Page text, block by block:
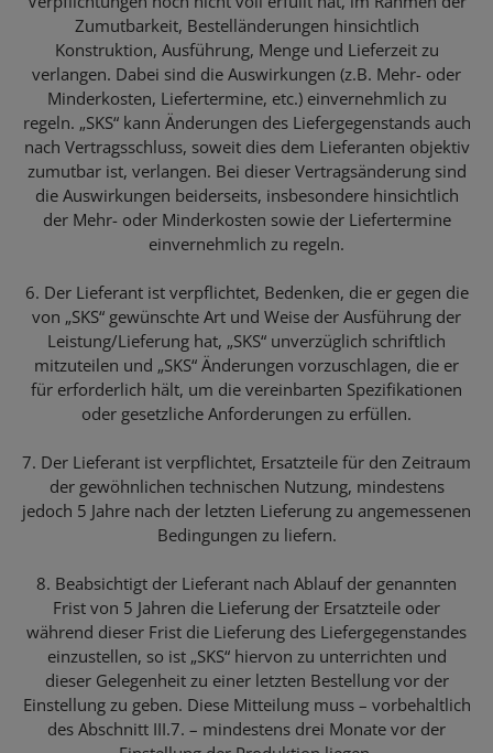
Zumutbarkeit, Bestelländerungen hinsichtlich
Konstruktion, Ausführung, Menge und Lieferzeit zu
verlangen. Dabei sind die Auswirkungen (z.B. Mehr- oder
Minderkosten, Liefertermine, etc.) einvernehmlich zu
regeln. „SKS“ kann Änderungen des Liefergegenstands auch
nach Vertragsschluss, soweit dies dem Lieferanten objektiv
zumutbar ist, verlangen. Bei dieser Vertragsänderung sind
die Auswirkungen beiderseits, insbesondere hinsichtlich
der Mehr- oder Minderkosten sowie der Liefertermine
einvernehmlich zu regeln.
6. Der Lieferant ist verpflichtet, Bedenken, die er gegen die
von „SKS“ gewünschte Art und Weise der Ausführung der
Leistung/Lieferung hat, „SKS“ unverzüglich schriftlich
mitzuteilen und „SKS“ Änderungen vorzuschlagen, die er
für erforderlich hält, um die vereinbarten Spezifikationen
oder gesetzliche Anforderungen zu erfüllen.
7. Der Lieferant ist verpflichtet, Ersatzteile für den Zeitraum
der gewöhnlichen technischen Nutzung, mindestens
jedoch 5 Jahre nach der letzten Lieferung zu angemessenen
Bedingungen zu liefern.
8. Beabsichtigt der Lieferant nach Ablauf der genannten
Frist von 5 Jahren die Lieferung der Ersatzteile oder
während dieser Frist die Lieferung des Liefergegenstandes
einzustellen, so ist „SKS“ hiervon zu unterrichten und
dieser Gelegenheit zu einer letzten Bestellung vor der
Einstellung zu geben. Diese Mitteilung muss – vorbehaltlich
des Abschnitt III.7. – mindestens drei Monate vor der